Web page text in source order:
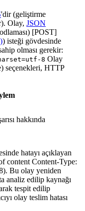
'dir (geliştirme
Olay, JSON
[POST]
) isteği gövdesinde
olması gerekir:
8 Olay
seçenekleri, HTTP
hakkında
hatayı açıklayan
content Content-Type:
Bu olay yeniden
analiz edilip kaynağı
tespit edilip
olay teslim hatası